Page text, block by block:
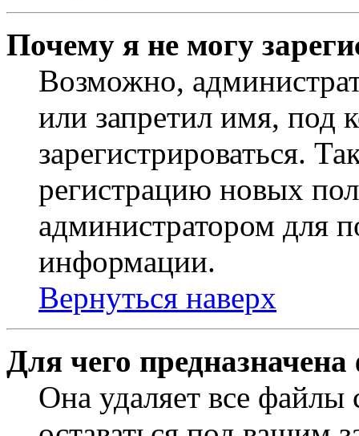
Почему я не могу
Возможно,
или запретил имя, под
зарегистрироваться.
регистрацию новых
администратором для
информации.
Вернуться наверх
Для чего
Она удаляет все файлы